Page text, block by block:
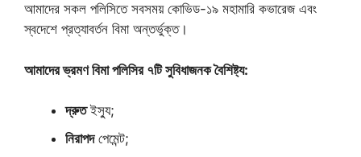
আমাদের সকল পলিসিতে সবসময় কোভিড-১৯ মহামারি কভারেজ এবং
স্বদেশে প্রত্যাবর্তন বিমা অন্তর্ভুক্ত।
আমাদের ভ্রমণ বিমা পলিসির ৭টি সুবিধাজনক বৈশিষ্ট্য:
দ্রুতইস্যু;
নিরাপদপেমেন্ট;